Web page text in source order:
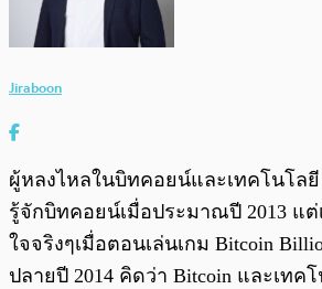
Jiraboon
ผู้หลงไหลในบิทคอยน์และเทคโนโลยี
รู้จักบิทคอยน์เมื่อประมาณปี 2013 แ
ใจจริงๆเมื่อตอนเล่นเกม Bitcoin
ปลายปี 2014 คิดว่า Bitcoin และเทค